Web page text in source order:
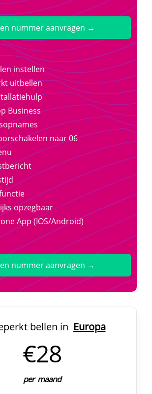
nummer aanvragen →
instellen
uitbellen
Business
naar 06
opzegbaar
App (IOS/Android)
nummer aanvragen →
bellen in Europa
€28
per maand